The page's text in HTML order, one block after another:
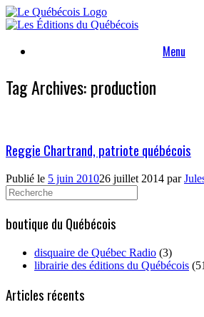
Skip
to
Menu
Tag Archives:production
Reggie Chartrand, patriote québécois
Publié le 5 juin 201026 juillet 2014 par
Search
for:
boutique du Québécois
disquaire de Québec Radio (3)
librairie des éditions du Québécois
Articles récents